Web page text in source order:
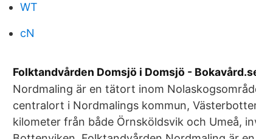
WT
cN
Folktandvården Domsjö i Domsjö -
Nordmaling är en tätort inom
centralort i Nordmalings kommun,
kilometer från både Örnsköldsvik och Umeå,